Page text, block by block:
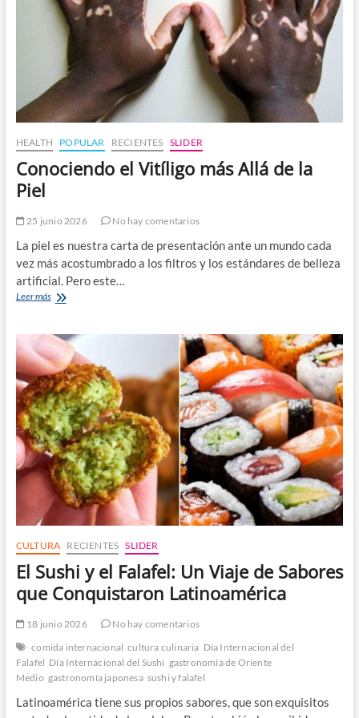
y
Desafío
Prevención
HEALTH POPULAR RECIENTES SLIDER
Conociendo el Vitíligo más Allá de la
Piel
25 junio 2026 No hay comentarios
La piel es nuestra carta de presentación ante un mundo cada
vez más acostumbrado a los filtros y los estándares de belleza
artificial. Pero este…
Leer másConociendo
más
Allá
de
la
Piel
CULTURA RECIENTES SLIDER
El Sushi y el Falafel: Un Viaje de Sabores
que Conquistaron Latinoamérica
18 junio 2026
No hay comentarios
comida internacional cultura culinaria Día Internacional del
Falafel Día Internacional del Sushi gastronomía de Oriente
Medio gastronomía japonesa sushi y falafel
Latinoamérica tiene sus propios sabores, que son exquisitos